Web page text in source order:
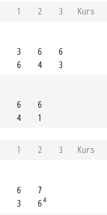
1 2 3
Kurs
3
6
6
4
6
3
6
4
6
1
1 2 3
Kurs
6
3
7
64